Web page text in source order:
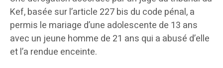
Kef, basée sur l’article 227 bis du code pénal, a
permis le mariage d’une adolescente de 13 ans
avec un jeune homme de 21 ans qui a abusé d’elle
et l’a rendue enceinte.